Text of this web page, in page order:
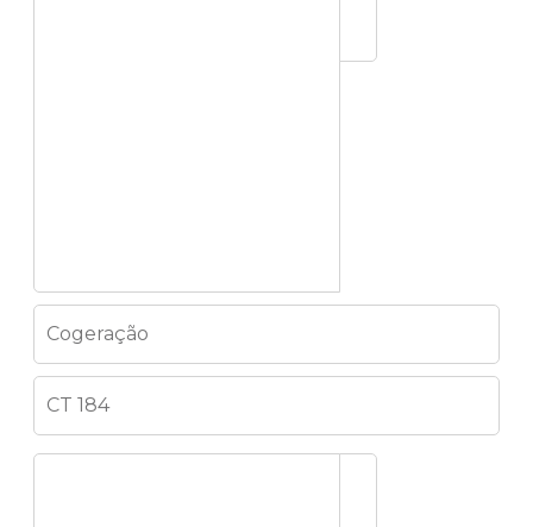
Cogeração
CT 184